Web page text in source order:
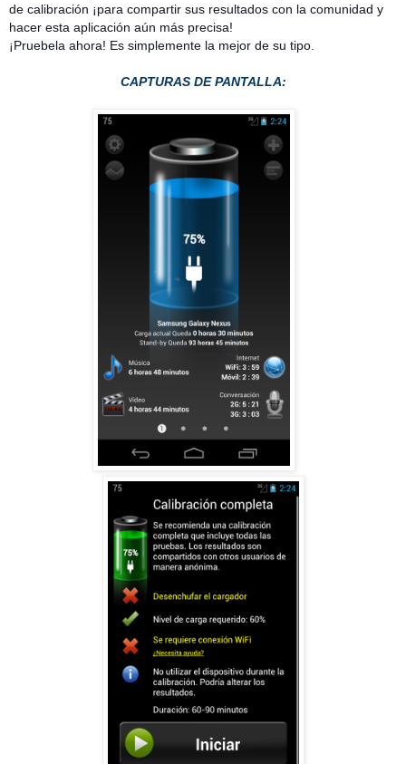
de calibración ¡para compartir sus resultados con la comunidad y
hacer esta aplicación aún más precisa!
¡Pruebela ahora! Es simplemente la mejor de su tipo.
CAPTURAS DE PANTALLA: